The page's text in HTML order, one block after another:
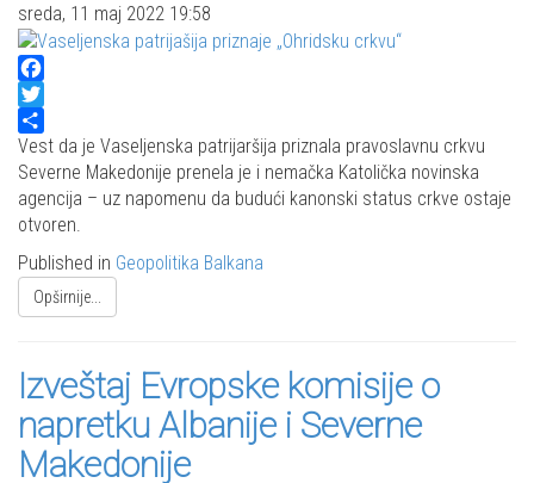
sreda, 11 maj 2022 19:58
Facebook
Twitter
Share
Vest da je Vaseljenska patrijaršija priznala pravoslavnu crkvu
Severne Makedonije prenela je i nemačka Katolička novinska
agencija – uz napomenu da budući kanonski status crkve ostaje
otvoren.
Published in Geopolitika Balkana
Opširnije...
Izveštaj Evropske komisije o
napretku Albanije i Severne
Makedonije